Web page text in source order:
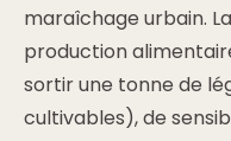
maraîchage urbain.
production
sortir une tonne de
cultivables), de